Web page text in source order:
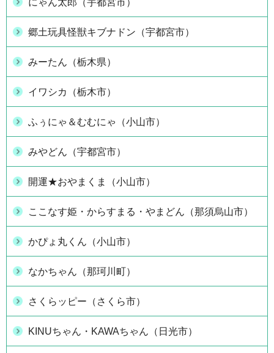
にゃん太郎（宇都宮市）
郷土玩具怪獣キブナドン（宇都宮市）
みーたん（栃木県）
イワシカ（栃木市）
ふぅにゃ＆むむにゃ（小山市）
みやどん（宇都宮市）
開運★おやまくま（小山市）
ここなす姫・からすまる・やまどん（那須烏山市）
かぴょ丸くん（小山市）
なかちゃん（那珂川町）
さくらッピー（さくら市）
KINUちゃん・KAWAちゃん（日光市）